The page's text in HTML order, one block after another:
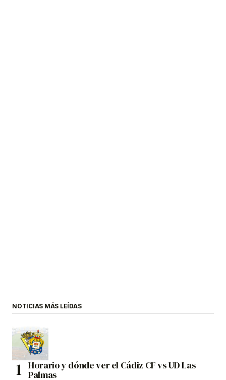
NOTICIAS MÁS LEÍDAS
Horario y dónde ver el Cádiz CF vs UD Las
Palmas